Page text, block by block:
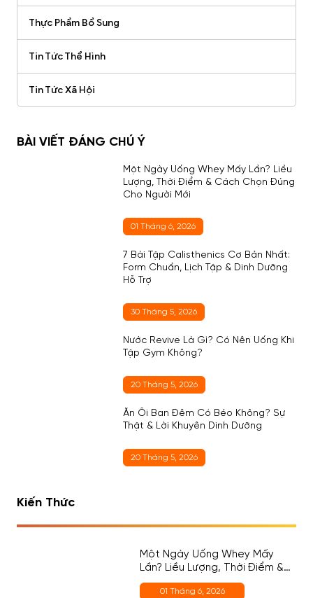
Thực Phẩm Bổ Sung
Tin Tức Thể Hình
Tin Tức Xã Hội
BÀI VIẾT ĐÁNG CHÚ Ý
Một Ngày Uống Whey Mấy Lần? Liều
Lượng, Thời Điểm & Cách Chọn Đúng
Cho Người Mới
01 Tháng 6, 2026
7 Bài Tập Calisthenics Cơ Bản Nhất:
Form Chuẩn, Lịch Tập & Dinh Dưỡng
Hỗ Trợ
30 Tháng 5, 2026
Nước Revive Là Gì? Có Nên Uống Khi
Tập Gym Không?
20 Tháng 5, 2026
Ăn Ổi Ban Đêm Có Béo Không? Sự
Thật & Lời Khuyên Dinh Dưỡng
20 Tháng 5, 2026
Kiến Thức
Một Ngày Uống Whey Mấy
Lần? Liều Lượng, Thời Điểm &
Cách Chọn Đúng Cho Người
Mới
01 Tháng 6, 2026